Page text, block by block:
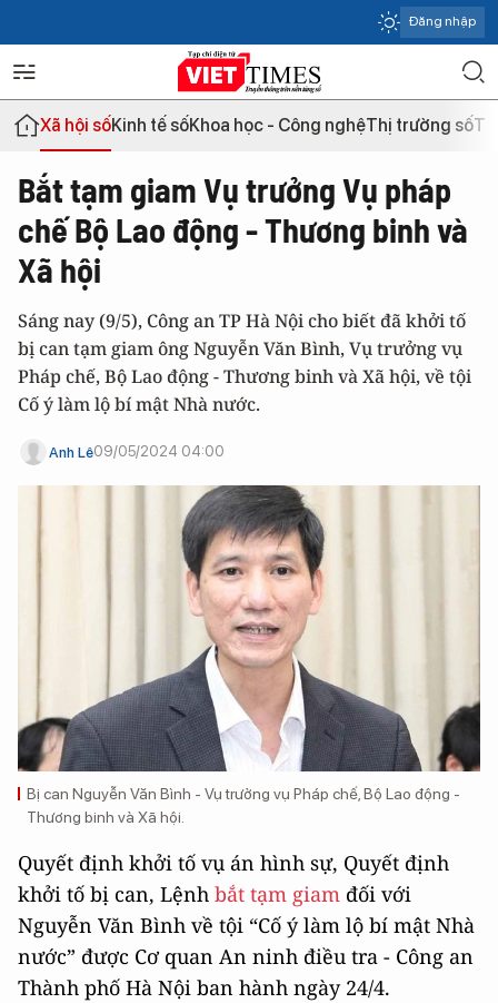
Đăng nhập
Xã hội sốKinh tế sốKhoa học - Công nghệThị trường số
Bắt tạm giam Vụ trưởng Vụ pháp
chế Bộ Lao động - Thương binh và
Xã hội
Sáng nay (9/5), Công an TP Hà Nội cho biết đã khởi tố
bị can tạm giam ông Nguyễn Văn Bình, Vụ trưởng vụ
Pháp chế, Bộ Lao động - Thương binh và Xã hội, về tội
Cố ý làm lộ bí mật Nhà nước.
Anh Lê09/05/2024 04:00
Bị can Nguyễn Văn Bình - Vụ trưởng vụ Pháp chế, Bộ Lao động -
Thương binh và Xã hội.
Quyết định khởi tố vụ án hình sự, Quyết định
khởi tố bị can, Lệnh bắt tạm giam đối với
Nguyễn Văn Bình về tội “Cố ý làm lộ bí mật Nhà
nước” được Cơ quan An ninh điều tra - Công an
Thành phố Hà Nội ban hành ngày 24/4.